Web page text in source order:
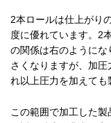
2本ロールは仕上がり
度に優れています。2
の関係は右のように
さくなりますが、加
れ以上圧力を加えても
この範囲で加工した